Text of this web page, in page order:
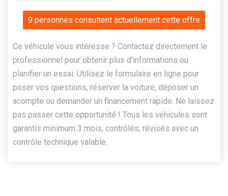
9 personnes consultent actuellement cette offre
Ce véhicule vous intéresse ? Contactez directement le
professionnel pour obtenir plus d’informations ou
planifier un essai. Utilisez le formulaire en ligne pour
poser vos questions, réserver la voiture, déposer un
acompte ou demander un financement rapide. Ne laissez
pas passer cette opportunité ! Tous les véhicules sont
garantis minimum 3 mois, contrôlés, révisés avec un
contrôle technique valable.